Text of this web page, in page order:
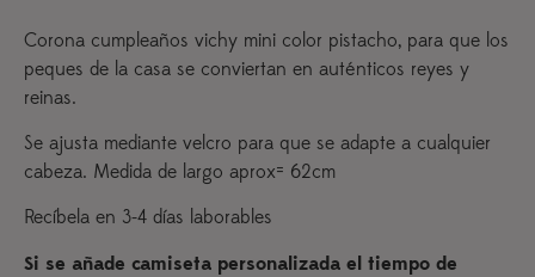
Corona cumpleaños vichy mini color pistacho, para que los
peques de la casa se conviertan en auténticos reyes y
reinas.
Se ajusta mediante velcro para que se adapte a cualquier
cabeza. Medida de largo aprox= 62cm
Recíbela en 3-4 días laborables
Si se añade camiseta personalizada el tiempo de